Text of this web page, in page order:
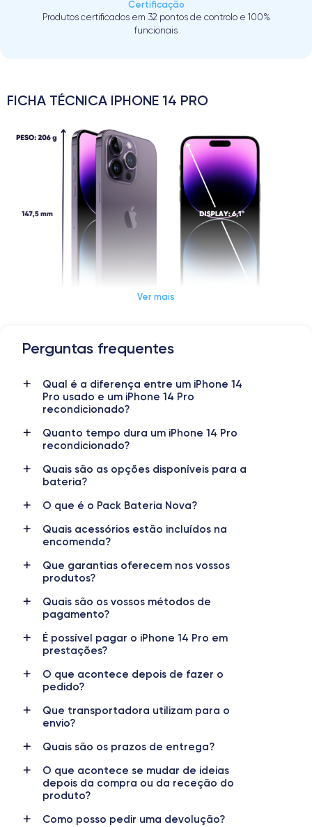
Certificação
Produtos certificados em 32 pontos de controlo e 100%
funcionais
FICHA TÉCNICA IPHONE 14 PRO
Dimensões e peso do iPhone 14 Pro
Data de lançamento
7/09/2022
Sistema operativo
iOS (iOS 26)
Dimensões
147.5×71.5×7.85 mm
Peso
Ecrã
OLED 6.1 polegadas
Resolução do ecrã
6 GB 128,256 ,512, 1000 GB
Nome do CPU
Apple A16 Bionic
Número de núcleos
Nome do GPU
GPU de 5 núcleos
Freq. do processador
Câmara principal
Resolução de vídeo
4K - 3840 x 2160 px Sim, 20W
3200 mAh eSIM
Rede móvel Desbloqueado
Ver mais
Perguntas frequentes
Qual é a diferença entre um iPhone 14
Pro usado e um iPhone 14 Pro
recondicionado?
Quanto tempo dura um iPhone 14 Pro
recondicionado?
Quais são as opções disponíveis para a
bateria?
O que é o Pack Bateria Nova?
Quais acessórios estão incluídos na
encomenda?
Que garantias oferecem nos vossos
produtos?
Quais são os vossos métodos de
pagamento?
É possível pagar o iPhone 14 Pro em
prestações?
O que acontece depois de fazer o
pedido?
Que transportadora utilizam para o
envio?
Quais são os prazos de entrega?
O que acontece se mudar de ideias
depois da compra ou da receção do
produto?
Como posso pedir uma devolução?